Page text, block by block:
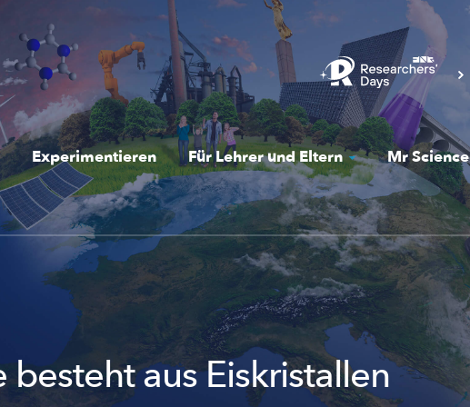
Experimentieren Für Lehrer und Eltern Mr Science
besteht aus Eiskristallen